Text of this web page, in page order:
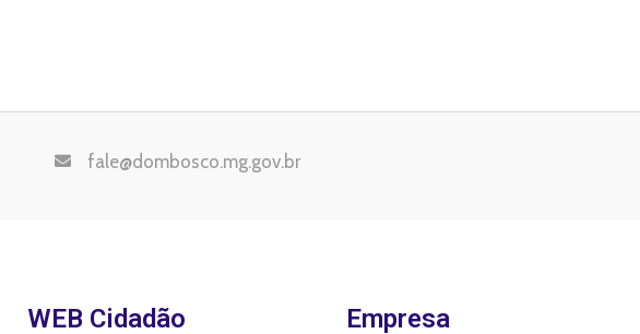
fale@dombosco.mg.gov.br
WEB Cidadão Empresa